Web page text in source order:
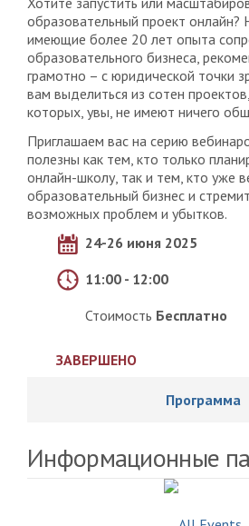
образовательный проект онлайн?
имеющие более 20 лет опыта
образовательного бизнеса,
грамотно – с юридической точки
вам выделиться из сотен
которых, увы, не имеют ничего
Приглашаем вас на серию
полезны как тем, кто только
онлайн-школу, так и тем, кто уже
образовательный бизнес и
возможных проблем и убытков.
24-26 июня 2025
11:00 - 12:00
Стоимость Бесплатно
ЗАВЕРШЕНО
Программа
Информационные